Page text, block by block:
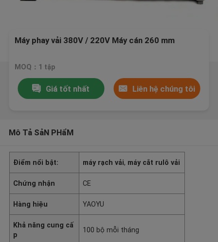
Máy phay vải 380V / 220V Máy cán 260 mm
MOQ：1 tập
Giá tốt nhất Liên hệ chúng tôi
Mô Tả SảN PHẩM
Điểm nổi bật: máy rạch vải, máy cắt rulô vải
Chứng nhận CE
Hàng hiệu YAOYU
Khả năng cung cấ
p
100 bộ mỗi tháng